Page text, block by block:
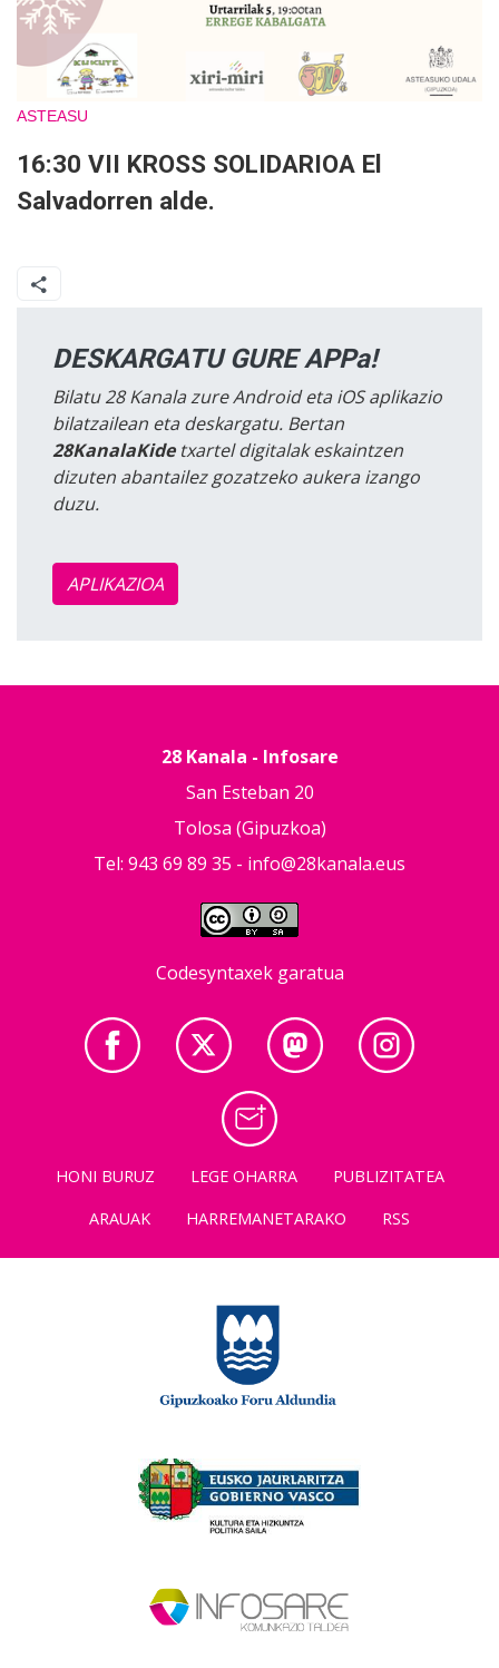
ASTEASU
16:30 VII KROSS SOLIDARIOA El
Salvadorren alde.
DESKARGATU GURE APPa!
Bilatu 28 Kanala zure Android eta iOS aplikazio
bilatzailean eta deskargatu. Bertan
28KanalaKidetxartel digitalak eskaintzen
dizuten abantailez gozatzeko aukera izango
duzu.
APLIKAZIOA
28 Kanala - Infosare
San Esteban 20
Tolosa (Gipuzkoa)
Tel: 943 69 89 35 - info@28kanala.eus
Codesyntaxek garatua
HONI BURUZ LEGE OHARRA
PUBLIZITATEA
ARAUAK
HARREMANETARAKO RSS